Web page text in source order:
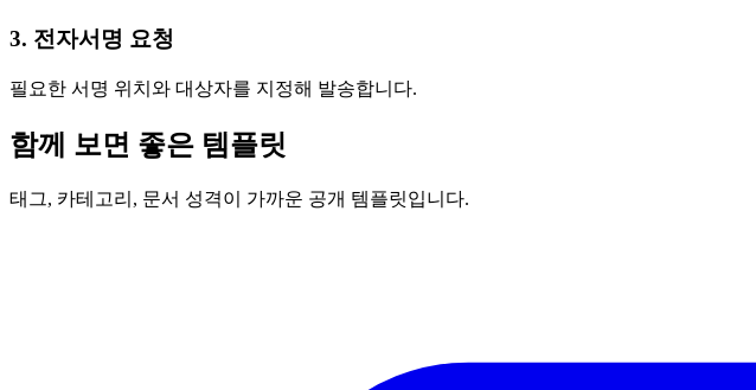
3. 전자서명 요청
필요한 서명 위치와 대상자를 지정해 발송합니다.
함께 보면 좋은 템플릿
태그, 카테고리, 문서 성격이 가까운 공개 템플릿입니다.